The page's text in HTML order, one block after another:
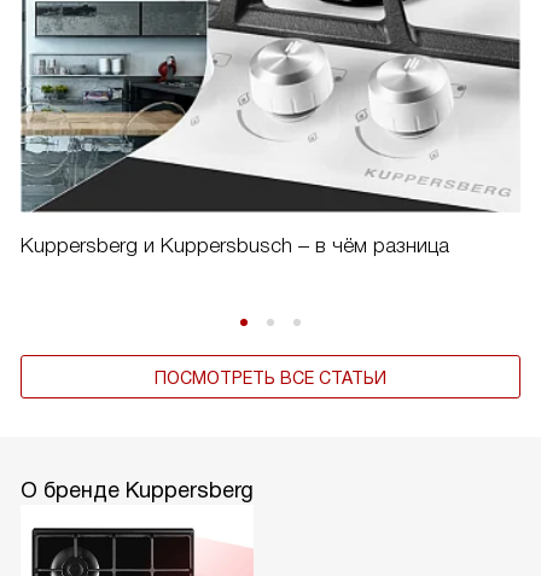
Kuppersberg и Kuppersbusch – в чём разница
ПОСМОТРЕТЬ ВСЕ СТАТЬИ
О бренде Kuppersberg